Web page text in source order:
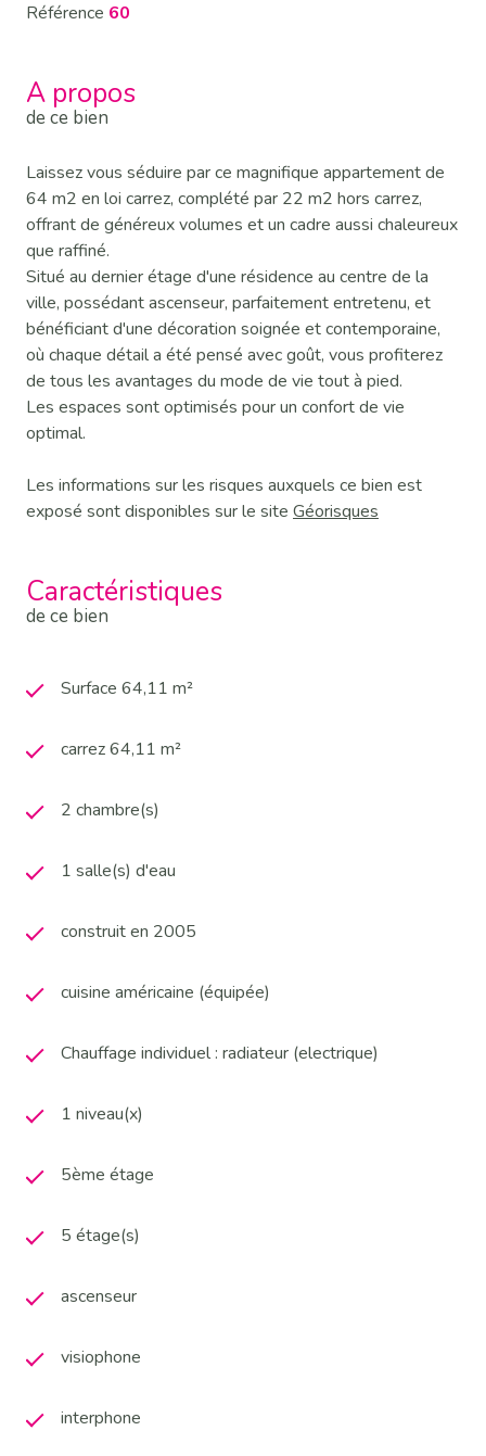
Référence 60
A propos
de ce bien
Laissez vous séduire par ce magnifique appartement de
64 m2 en loi carrez, complété par 22 m2 hors carrez,
offrant de généreux volumes et un cadre aussi chaleureux
que raffiné.
Situé au dernier étage d'une résidence au centre de la
ville, possédant ascenseur, parfaitement entretenu, et
bénéficiant d'une décoration soignée et contemporaine,
où chaque détail a été pensé avec goût, vous profiterez
de tous les avantages du mode de vie tout à pied.
Les espaces sont optimisés pour un confort de vie
optimal.
Les informations sur les risques auxquels ce bien est
exposé sont disponibles sur le site Géorisques
Caractéristiques
de ce bien
Surface 64,11 m²
carrez 64,11 m²
2 chambre(s)
1 salle(s) d'eau
construit en 2005
cuisine américaine (équipée)
Chauffage individuel : radiateur (electrique)
1 niveau(x)
5ème étage
5 étage(s)
ascenseur
visiophone
interphone